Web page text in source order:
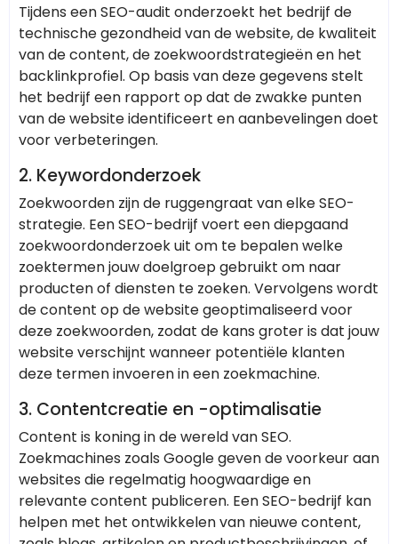
Tijdens een SEO-audit onderzoekt het bedrijf de
technische gezondheid van de website, de kwaliteit
van de content, de zoekwoordstrategieën en het
backlinkprofiel. Op basis van deze gegevens stelt
het bedrijf een rapport op dat de zwakke punten
van de website identificeert en aanbevelingen doet
voor verbeteringen.
2. Keywordonderzoek
Zoekwoorden zijn de ruggengraat van elke SEO-
strategie. Een SEO-bedrijf voert een diepgaand
zoekwoordonderzoek uit om te bepalen welke
zoektermen jouw doelgroep gebruikt om naar
producten of diensten te zoeken. Vervolgens wordt
de content op de website geoptimaliseerd voor
deze zoekwoorden, zodat de kans groter is dat jouw
website verschijnt wanneer potentiële klanten
deze termen invoeren in een zoekmachine.
3. Contentcreatie en -optimalisatie
Content is koning in de wereld van SEO.
Zoekmachines zoals Google geven de voorkeur aan
websites die regelmatig hoogwaardige en
relevante content publiceren. Een SEO-bedrijf kan
helpen met het ontwikkelen van nieuwe content,